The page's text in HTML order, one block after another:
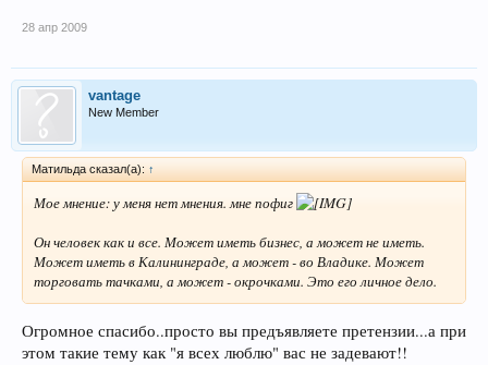
28 апр 2009
vantage
New Member
Матильда сказал(а): ↑
Мое мнение: у меня нет мнения. мне пофиг
Он человек как и все. Может иметь бизнес, а может не иметь.
Может иметь в Калининграде, а может - во Владике. Может
торговать тачками, а может - окрочками. Это его личное дело.
Огромное спасибо..просто вы предъявляете претензии...а при
этом такие тему как "я всех люблю" вас не задевают!!